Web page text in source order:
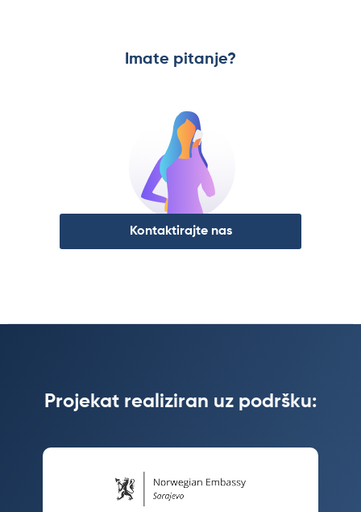
Imate pitanje?
Kontaktirajte nas
Projekat realiziran uz podršku: